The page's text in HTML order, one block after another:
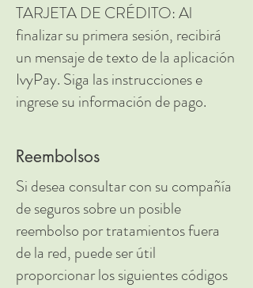
TARJETA DE CRÉDITO: Al
finalizar su primera sesión, recibirá
un mensaje de texto de la aplicación
IvyPay. Siga las instrucciones e
ingrese su información de pago.
Reembolsos
Si desea consultar con su compañía
de seguros sobre un posible
reembolso por tratamientos fuera
de la red, puede ser útil
proporcionar los siguientes códigos